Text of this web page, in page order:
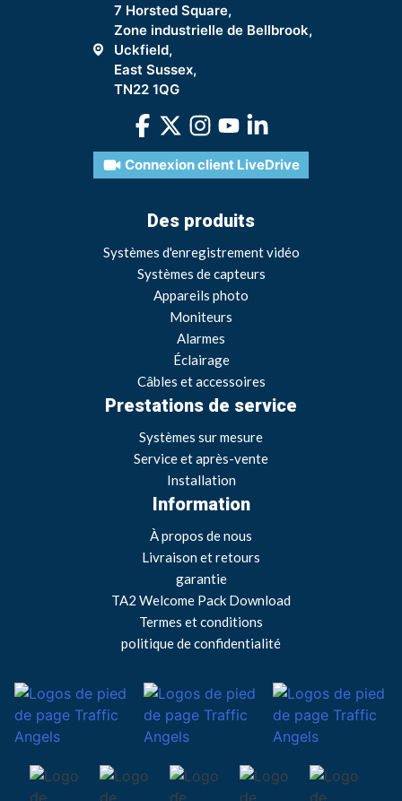
7 Horsted Square,
Zone industrielle de Bellbrook,
Uckfield,
East Sussex,
TN22 1QG
Connexion client LiveDrive
Des produits
Systèmes d'enregistrement vidéo
Systèmes de capteurs
Appareils photo
Moniteurs
Alarmes
Éclairage
Câbles et accessoires
Prestations de service
Systèmes sur mesure
Service et après-vente
Installation
Information
À propos de nous
Livraison et retours
garantie
TA2 Welcome Pack Download
Termes et conditions
politique de confidentialité